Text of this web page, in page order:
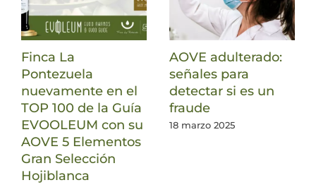
Finca La
Pontezuela
nuevamente en el
TOP 100 de la Guía
EVOOLEUM con su
AOVE 5 Elementos
Gran Selección
Hojiblanca
AOVE adulterado:
señales para
detectar si es un
fraude
18 marzo 2025